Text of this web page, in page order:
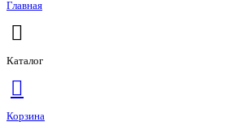
Главная
Каталог
Корзина